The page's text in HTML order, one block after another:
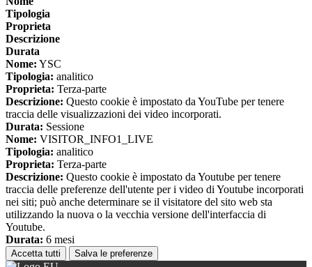
Tipologia
Proprieta
Descrizione
Durata
Nome: YSC
Tipologia: analitico
Proprieta: Terza-parte
Descrizione: Questo cookie è impostato da YouTube per tenere
traccia delle visualizzazioni dei video incorporati.
Durata: Sessione
Nome: VISITOR_INFO1_LIVE
Tipologia: analitico
Proprieta: Terza-parte
Descrizione: Questo cookie è impostato da Youtube per tenere
traccia delle preferenze dell'utente per i video di Youtube incorporati
nei siti; può anche determinare se il visitatore del sito web sta
utilizzando la nuova o la vecchia versione dell'interfaccia di
Youtube.
Durata: 6 mesi
Accetta tutti Salva le preferenze